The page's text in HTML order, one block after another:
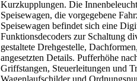
Kurzkupplungen. Die
Speisewagen, die vorgegebene
Speisewagen befindet sich eine
Funktionsdecoders zur Schaltung
gestaltete Drehgestelle,
angesetzten Details. Pufferhöhe
Griffstangen, Steuerleitungen und
Wagenlaufschilder und